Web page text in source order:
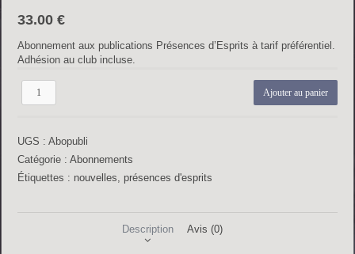
33.00€
Abonnement aux publications Présences d’Esprits à tarif préférentiel.
Adhésion au club incluse.
quantité
d'Esprits
+
AOC
Ajouter au panier
UGS :Abopubli
Catégorie :Abonnements
Étiquettes : nouvelles, présences d'esprits
Description Avis (0)